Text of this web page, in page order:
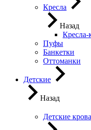
Кресла
Назад
Кресла-
Пуфы
Банкетки
Оттоманки
Детские
Назад
Детские